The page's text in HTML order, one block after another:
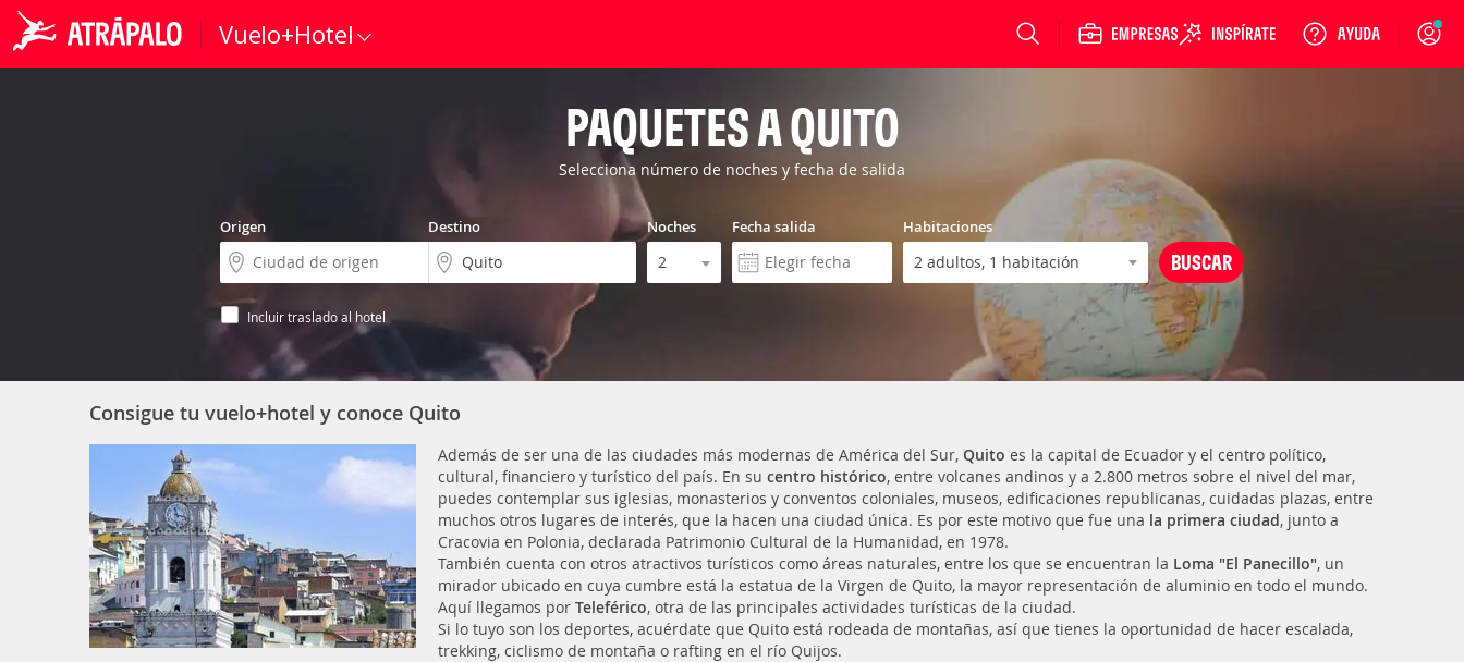
Vuelo+Hotel Login
PAQUETES A QUITO
Selecciona número de noches y fecha de salida
Origen Destino Noches Fecha salida Habitaciones
Incluir traslado al hotel
Consigue tu vuelo+hotel y conoce Quito
Además de ser una de las ciudades más modernas de América del Sur, Quito es la capital de Ecuador y el centro político,
cultural, financiero y turístico del país. En su centro histórico, entre volcanes andinos y a 2.800 metros sobre el nivel del mar,
puedes contemplar sus iglesias, monasterios y conventos coloniales, museos, edificaciones republicanas, cuidadas plazas, entre
muchos otros lugares de interés, que la hacen una ciudad única. Es por este motivo que fue una la primera ciudad, junto a
Cracovia en Polonia, declarada Patrimonio Cultural de la Humanidad, en 1978.
También cuenta con otros atractivos turísticos como áreas naturales, entre los que se encuentran la Loma "El Panecillo", un
mirador ubicado en cuya cumbre está la estatua de la Virgen de Quito, la mayor representación de aluminio en todo el mundo.
Aquí llegamos por Teleférico, otra de las principales actividades turísticas de la ciudad.
Si lo tuyo son los deportes, acuérdate que Quito está rodeada de montañas, así que tienes la oportunidad de hacer escalada,
trekking, ciclismo de montaña o rafting en el río Quijos.